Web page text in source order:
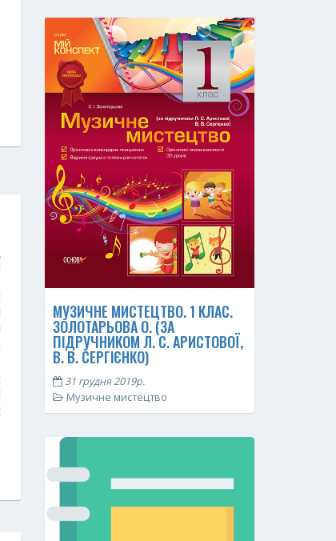
МУЗИЧНЕ МИСТЕЦТВО. 1 КЛАС.
ЗОЛОТАРЬОВА О. (ЗА
ПІДРУЧНИКОМ Л. С. АРИСТОВОЇ,
В. В. СЕРГІЄНКО)
31 грудня 2019р.
Музичне мистецтво